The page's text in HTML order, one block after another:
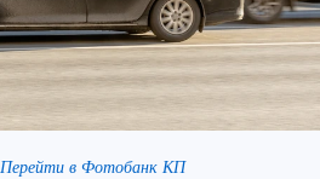
Перейти в Фотобанк КП